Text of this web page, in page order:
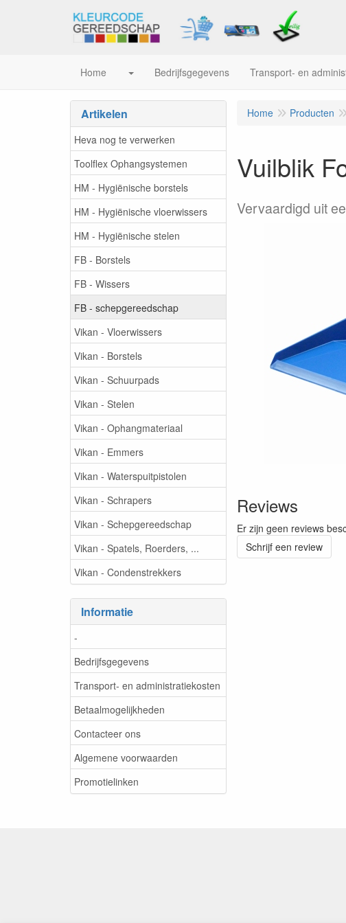
Home Bedrijfsgegevens Transport- en
Artikelen
Heva nog te verwerken
Toolflex Ophangsystemen
HM - Hygiënische borstels
HM - Hygiënische vloerwissers
HM - Hygiënische stelen
FB - Borstels
FB - Wissers
FB - schepgereedschap
Vikan - Vloerwissers
Vikan - Borstels
Vikan - Schuurpads
Vikan - Stelen
Vikan - Ophangmateriaal
Vikan - Emmers
Vikan - Waterspuitpistolen
Vikan - Schrapers
Vikan - Schepgereedschap
Vikan - Spatels, Roerders, ...
Vikan - Condenstrekkers
Informatie
-
Bedrijfsgegevens
Transport- en administratiekosten
Betaalmogelijkheden
Contacteer ons
Algemene voorwaarden
Promotielinken
Home Producten
Vuilblik
Vervaardigd uit
Reviews
Er zijn geen reviews
Schrijf een review